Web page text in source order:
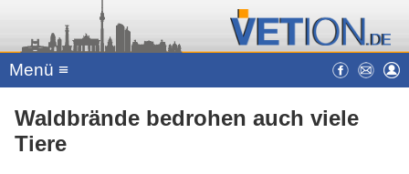
Menü ≡
Waldbrände bedrohen auch viele
Tiere